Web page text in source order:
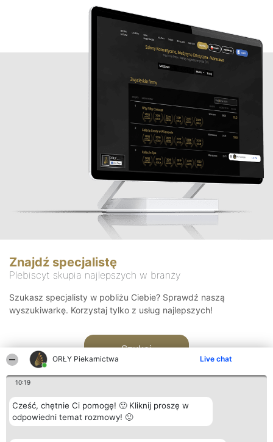
ORŁY Piekarnictwa Live chat
10:19
Cześć, chętnie Ci pomogę! 🙂 Kliknij proszę w
odpowiedni temat rozmowy! 🙂
Znajdź specjalistę
Plebiscyt skupia najlepszych w branży
Szukasz specjalisty w pobliżu Ciebie? Sprawdź naszą
wyszukiwarkę. Korzystaj tylko z usług najlepszych!
Szukaj
Organizator plebiscytu Plebiscyt Kontakt